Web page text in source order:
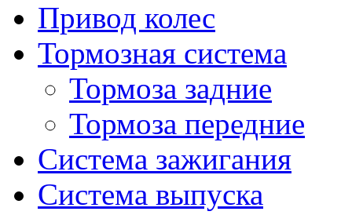
Привод колес
Тормозная система
Тормоза задние
Тормоза передние
Система зажигания
Система выпуска